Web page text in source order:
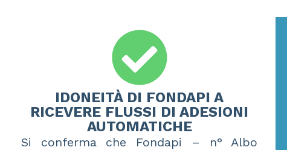
IDONEITÀ DI FONDAPI A
RICEVERE FLUSSI DI ADESIONI
AUTOMATICHE
Si conferma che Fondapi – n° Albo